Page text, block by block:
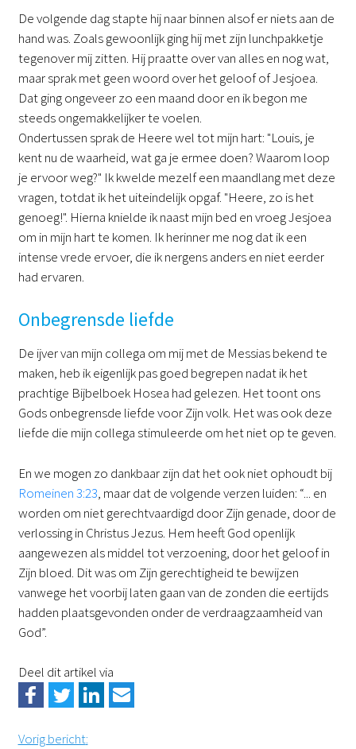
De volgende dag stapte hij naar binnen alsof er niets aan de
hand was. Zoals gewoonlijk ging hij met zijn lunchpakketje
tegenover mij zitten. Hij praatte over van alles en nog wat,
maar sprak met geen woord over het geloof of Jesjoea.
Dat ging ongeveer zo een maand door en ik begon me
steeds ongemakkelijker te voelen.
Ondertussen sprak de Heere wel tot mijn hart: "Louis, je
kent nu de waarheid, wat ga je ermee doen? Waarom loop
je ervoor weg?" Ik kwelde mezelf een maandlang met deze
vragen, totdat ik het uiteindelijk opgaf. "Heere, zo is het
genoeg!". Hierna knielde ik naast mijn bed en vroeg Jesjoea
om in mijn hart te komen. Ik herinner me nog dat ik een
intense vrede ervoer, die ik nergens anders en niet eerder
had ervaren.
Onbegrensde liefde
De ijver van mijn collega om mij met de Messias bekend te
maken, heb ik eigenlijk pas goed begrepen nadat ik het
prachtige Bijbelboek Hosea had gelezen. Het toont ons
Gods onbegrensde liefde voor Zijn volk. Het was ook deze
liefde die mijn collega stimuleerde om het niet op te geven.
En we mogen zo dankbaar zijn dat het ook niet ophoudt bij
Romeinen 3:23, maar dat de volgende verzen luiden: “... en
worden om niet gerechtvaardigd door Zijn genade, door de
verlossing in Christus Jezus. Hem heeft God openlijk
aangewezen als middel tot verzoening, door het geloof in
Zijn bloed. Dit was om Zijn gerechtigheid te bewijzen
vanwege het voorbij laten gaan van de zonden die eertijds
hadden plaatsgevonden onder de verdraagzaamheid van
God”.
Deel dit artikel via
Vorig bericht: